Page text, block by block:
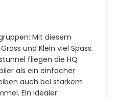
Mit diesem
und Klein viel Spass.
fliegen die HQ
als ein einfacher
auch bei starkem
Ein idealer